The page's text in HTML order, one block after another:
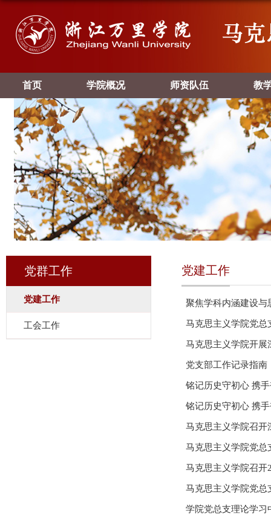
首页 学院概况 师资队伍 教
党群工作
党建工作
工会工作
党建工作
马克思主义学院党总
党支部工作记录指南
马克思主义学院召开
马克思主义学院召开
马克思主义学院党总
学院党总支理论学习中心组召开2025年第